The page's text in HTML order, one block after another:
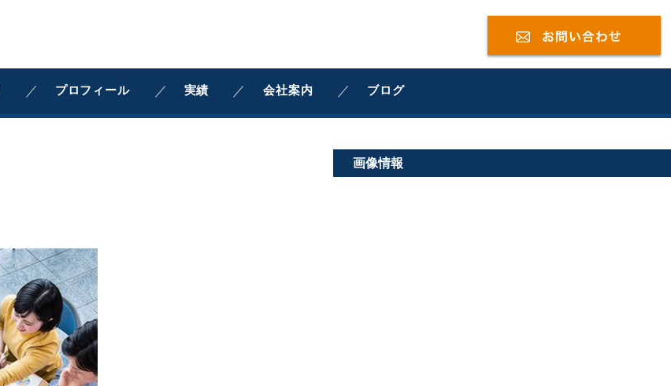
プロフィール 実績 会社案内 ブログ
画像情報